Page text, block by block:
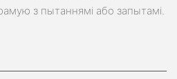
з пытаннямі або запытамі.